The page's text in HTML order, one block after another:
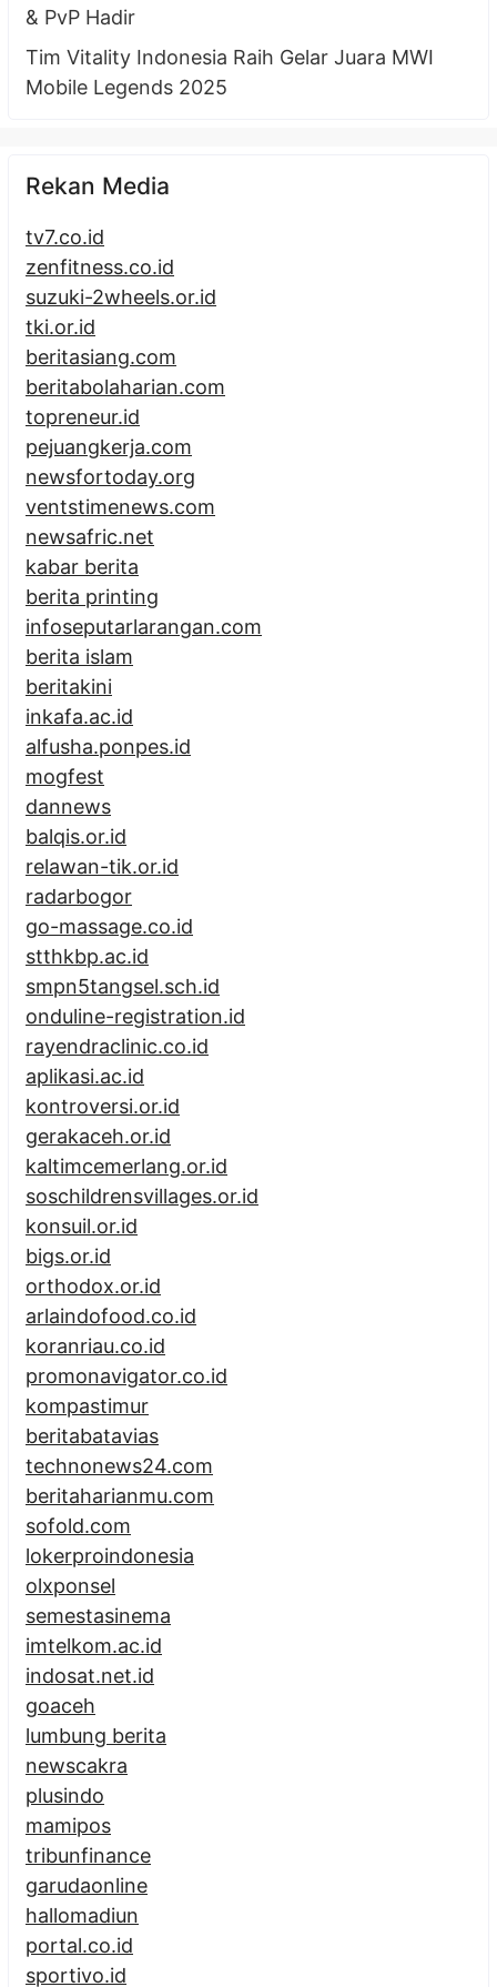
& PvP Hadir
Tim Vitality Indonesia Raih Gelar Juara MWI
Mobile Legends 2025
Rekan Media
tv7.co.id
zenfitness.co.id
suzuki-2wheels.or.id
tki.or.id
beritasiang.com
beritabolaharian.com
topreneur.id
pejuangkerja.com
newsfortoday.org
ventstimenews.com
newsafric.net
kabar berita
berita printing
infoseputarlarangan.com
berita islam
beritakini
inkafa.ac.id
alfusha.ponpes.id
mogfest
dannews
balqis.or.id
relawan-tik.or.id
radarbogor
go-massage.co.id
stthkbp.ac.id
smpn5tangsel.sch.id
onduline-registration.id
rayendraclinic.co.id
aplikasi.ac.id
kontroversi.or.id
gerakaceh.or.id
kaltimcemerlang.or.id
soschildrensvillages.or.id
konsuil.or.id
bigs.or.id
orthodox.or.id
arlaindofood.co.id
koranriau.co.id
promonavigator.co.id
kompastimur
beritabatavias
technonews24.com
beritaharianmu.com
sofold.com
lokerproindonesia
olxponsel
semestasinema
imtelkom.ac.id
indosat.net.id
goaceh
lumbung berita
newscakra
plusindo
mamipos
tribunfinance
garudaonline
hallomadiun
portal.co.id
sportivo.id